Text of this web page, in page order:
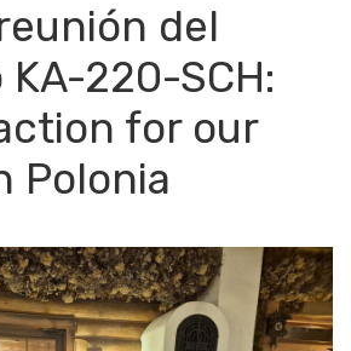
del
220-SCH:
for our
Polonia